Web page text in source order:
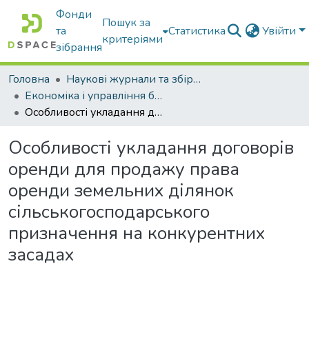
Фонди
та
зібрання
Пошук за
критеріями
Статистика Увійти
Головна
Наукові журнали та збірники видань
Економіка і управління бізнесом
Особливості укладання договорів оренди для продажу права оренди земельних ділянок сільськогосподарського призначення на конкурентних засадах
Особливості укладання договорів
оренди для продажу права
оренди земельних ділянок
сільськогосподарського
призначення на конкурентних
засадах